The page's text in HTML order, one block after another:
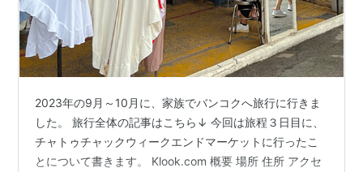
2023年の9月～10月に、家族でバンコクへ旅行に行きま
した。 旅行全体の記事はこちら↓ 今回は旅程３日目に、
チャトゥチャックウィークエンドマーケットに行ったこ
とについて書きます。 Klook.com 概要 場所 住所 アクセ